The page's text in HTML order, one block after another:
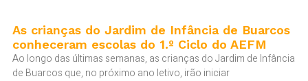
As crianças do Jardim de Infância de Buarcos
conheceram escolas do 1.º Ciclo do AEFM
Ao longo das últimas semanas, as crianças do Jardim de Infância
de Buarcos que, no próximo ano letivo, irão iniciar